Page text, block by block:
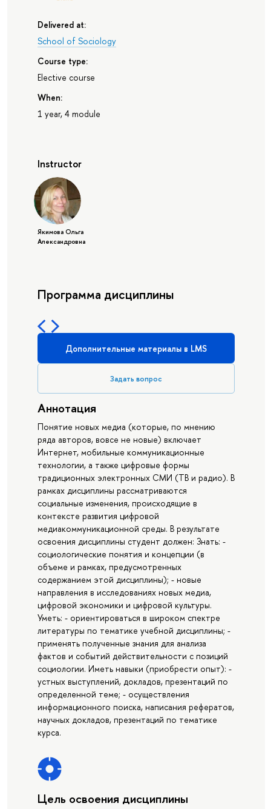
Delivered at:
School of Sociology
Course type:
Elective course
When:
1 year, 4 module
Instructor
Якимова Ольга
Александровна
Программа дисциплины
Дополнительные материалы в LMS
Задать вопрос
Аннотация
Понятие новых медиа (которые, по мнению
ряда авторов, вовсе не новые) включает
Интернет, мобильные коммуникационные
технологии, а также цифровые формы
традиционных электронных СМИ (ТВ и радио). В
рамках дисциплины рассматриваются
социальные изменения, происходящие в
контексте развития цифровой
медиакоммуникационной среды. В результате
освоения дисциплины студент должен: Знать: -
социологические понятия и концепции (в
объеме и рамках, предусмотренных
содержанием этой дисциплины); - новые
направления в исследованиях новых медиа,
цифровой экономики и цифровой культуры.
Уметь: - ориентироваться в широком спектре
литературы по тематике учебной дисциплины; -
применять полученные знания для анализа
фактов и событий действительности с позиций
социологии. Иметь навыки (приобрести опыт): -
устных выступлений, докладов, презентаций по
определенной теме; - осуществления
информационного поиска, написания рефератов,
научных докладов, презентаций по тематике
курса.
Цель освоения дисциплины